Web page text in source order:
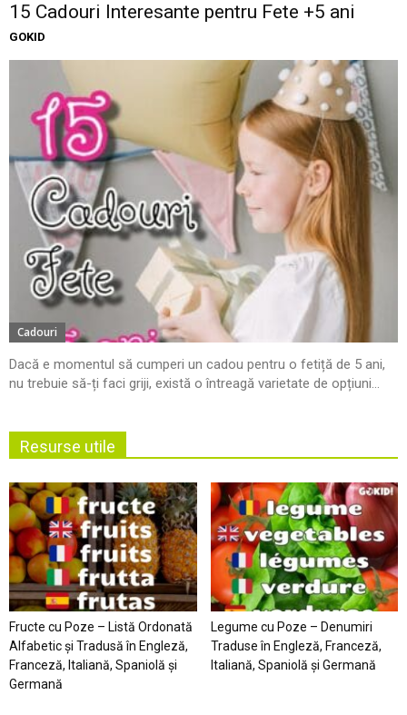
15 Cadouri Interesante pentru Fete +5 ani
GOKID
Cadouri
Dacă e momentul să cumperi un cadou pentru o fetiță de 5 ani,
nu trebuie să-ți faci griji, există o întreagă varietate de opțiuni...
Resurse utile
Fructe cu Poze – Listă Ordonată
Alfabetic şi Tradusă în Engleză,
Franceză, Italiană, Spaniolă şi
Germană
Legume cu Poze – Denumiri
Traduse în Engleză, Franceză,
Italiană, Spaniolă şi Germană